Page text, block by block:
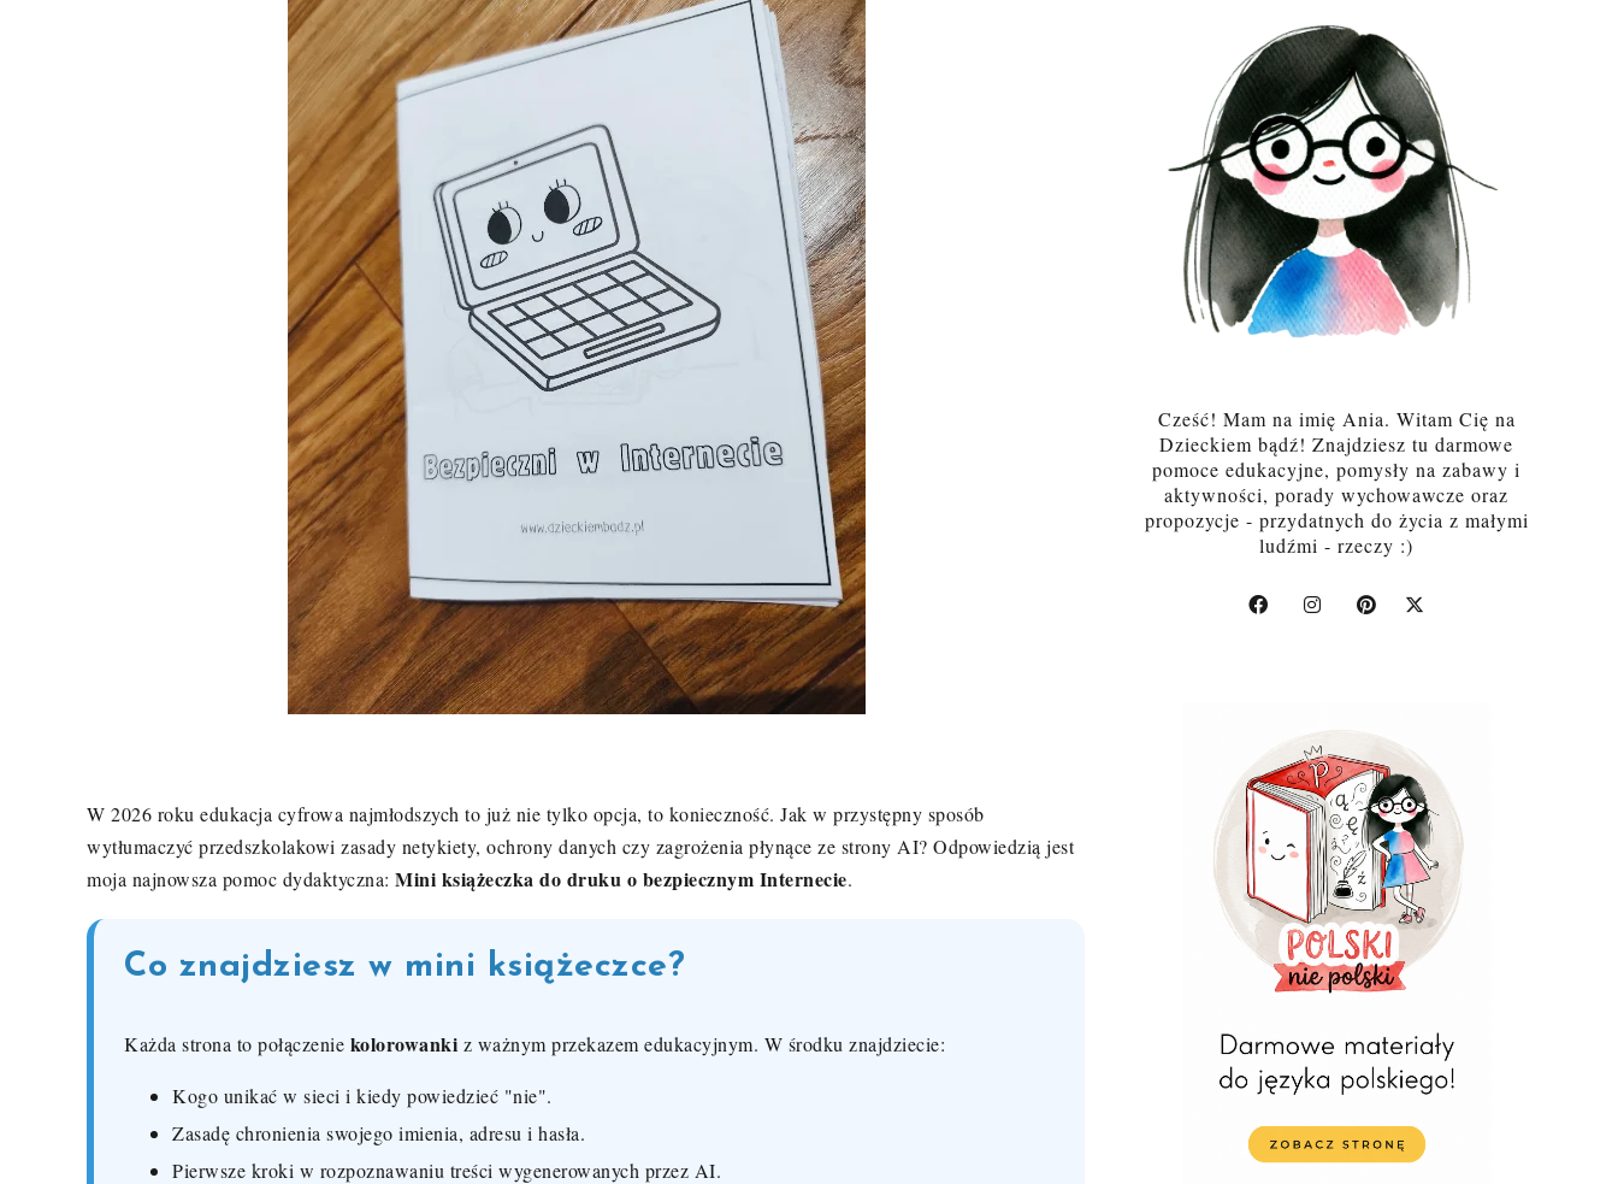
W 2026 roku edukacja cyfrowa najmłodszych to już nie tylko opcja, to konieczność. Jak w przystępny sposób
wytłumaczyć przedszkolakowi zasady netykiety, ochrony danych czy zagrożenia płynące ze strony AI? Odpowiedzią jest
moja najnowsza pomoc dydaktyczna: Mini książeczka do druku o bezpiecznym Internecie.
Co znajdziesz w mini książeczce?
Każda strona to połączenie kolorowanki z ważnym przekazem edukacyjnym. W środku znajdziecie:
Kogo unikać w sieci i kiedy powiedzieć "nie".
Zasadę chronienia swojego imienia, adresu i hasła.
Pierwsze kroki w rozpoznawaniu treści wygenerowanych przez AI.
Cześć! Mam na imię Ania. Witam Cię na
Dzieckiem bądź! Znajdziesz tu darmowe
pomoce edukacyjne, pomysły na zabawy i
aktywności, porady wychowawcze oraz
propozycje - przydatnych do życia z małymi
ludźmi - rzeczy :)